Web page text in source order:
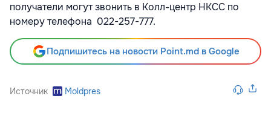
получатели могут звонить в Колл-центр НКСС по
номеру телефона 022-257-777.
Подпишитесь на новости Point.md в Google
Источник Moldpres